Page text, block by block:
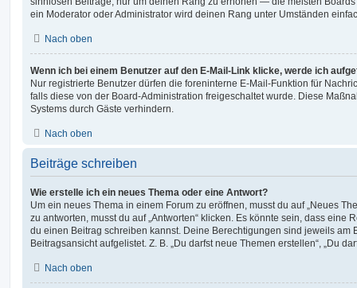
ein Moderator oder Administrator wird deinen Rang unter Umständen
Nach oben
Wenn ich bei einem Benutzer auf den E-Mail-Link klicke, werde ich
Nur registrierte Benutzer dürfen die foreninterne E-Mail-Funktion für
falls diese von der Board-Administration freigeschaltet wurde. Diese
Systems durch Gäste verhindern.
Nach oben
Beiträge schreiben
Wie erstelle ich ein neues Thema oder eine Antwort?
Um ein neues Thema in einem Forum zu eröffnen, musst du auf „Neues
zu antworten, musst du auf „Antworten“ klicken. Es könnte sein, dass eine
du einen Beitrag schreiben kannst. Deine Berechtigungen sind jeweils am
Beitragsansicht aufgelistet. Z. B. „Du darfst neue Themen erstellen“, „Du
Nach oben